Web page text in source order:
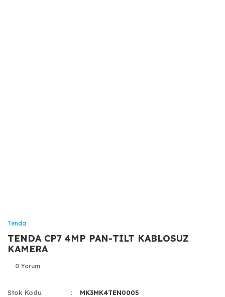
Tenda
TENDA CP7 4MP PAN-TILT KABLOSUZ
KAMERA
0 Yorum
Stok Kodu
MK3MK4TEN0005